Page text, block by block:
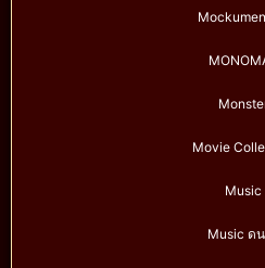
Movie
Music
Music ด